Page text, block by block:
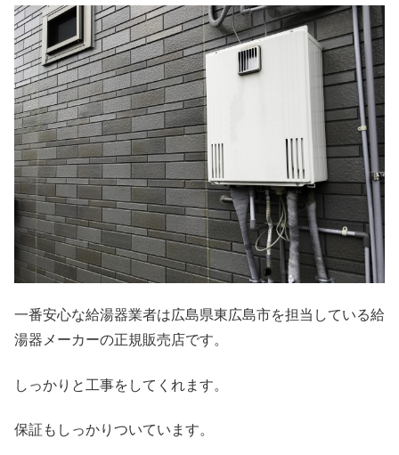
一番安心な給湯器業者は広島県東広島市を担当している給
湯器メーカーの正規販売店です。
しっかりと工事をしてくれます。
保証もしっかりついています。